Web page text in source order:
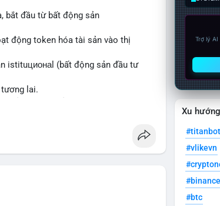
bắt đầu từ bất động sản
động token hóa tài sản vào thị
istituционаl (bất động sản đầu tư
lai.
Trợ lý
Xu
#titanbot
#vlikevn
#btc